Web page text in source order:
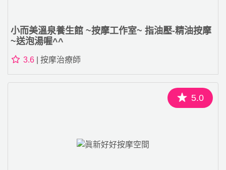
小而美溫泉養生館 ~按摩工作室~ 指油壓-精油按摩
~送泡湯喔^^
3.6 | 按摩治療師
5.0